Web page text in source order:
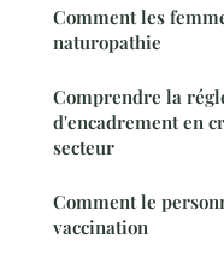
Comment les
naturopathie
Comprendre la
d'encadrement en
secteur
Comment le
vaccination